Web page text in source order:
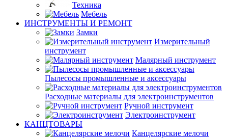
Техника
Мебель
ИНСТРУМЕНТЫ И РЕМОНТ
Замки
Измерительный
инструмент
Малярный инструмент
Пылесосы промышленные и аксессуары
Расходные материалы для электроинструментов
Ручной инструмент
Электроинструмент
КАНЦТОВАРЫ
Канцелярские мелочи